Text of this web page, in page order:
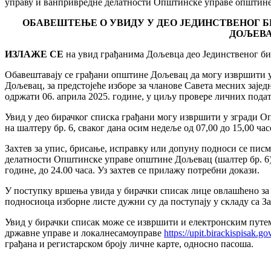
ОБАВЕШТЕЊЕ О УВИДУ У ДЕО ЈЕДИНСТВЕНОГ
ИЗЛАЖЕ СЕ на увид грађанима Дољевца део Јединственог
Обавештавају се грађани општине Дољевац да могу извршити
Дољевац, за предстојеће изборе за чланове Савета месних
одржати 06. априла 2025. године, у циљу провере личних
Увид у део бирачког списка грађани могу извршити у
на шалтеру бр. 6, сваког дана осим недеље од 07,00 до 15,00
Захтев за упис, брисање, исправку или допуну подноси се
делатности Општинске управе општине Дољевац (шалтер бр.
године, до 24.00 часа. Уз захтев се прилажу потребни докази.
У поступку вршења увида у бирачки списак лице овлашћено
подносиоца изборне листе дужни су да поступају у складу са
Увид у бирачки списак може се извршити и електронским
државне управе и локалнесамоуправе https://
грађана и регистарском броју личне карте, односно пасоша.